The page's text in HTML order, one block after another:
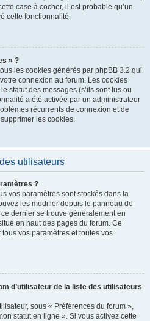
case à cocher, il est probable qu’un
cette fonctionnalité.
» ?
les cookies générés par phpBB 3.2 qui
connexion au forum. Les cookies
statut des messages (s’ils sont lus ou
a été activée par un administrateur
récurrents de connexion et de
les cookies.
utilisateurs
?
vos paramètres sont stockés dans la
les modifier depuis le panneau de
dernier se trouve généralement en
en haut des pages du forum. Ce
vos paramètres et toutes vos
d’utilisateur de la liste des utilisateurs
sous « Préférences du forum »,
statut en ligne ». Si vous activez cette